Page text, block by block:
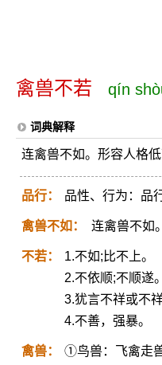
禽兽不若 qín
词典解释
连禽兽不如。形容人格低
品行： 品性、行为：品
禽兽不如： 连禽兽不如
不若：
1.不如;比不上。
2.不依顺;不顺遂。
3.犹言不祥或不
4.不善，强暴。
禽兽：
①鸟兽：飞禽走兽